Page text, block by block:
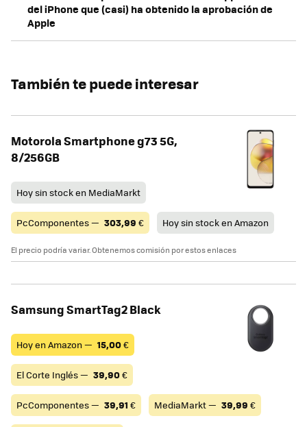
del iPhone que (casi) ha obtenido la aprobación de
Apple
También te puede interesar
Motorola Smartphone g73 5G,
8/256GB
Hoy sin stock en MediaMarkt
PcComponentes — 303,99 € Hoy sin stock en Amazon
El precio podría variar. Obtenemos comisión por estos enlaces
Samsung SmartTag2 Black
Hoy en Amazon — 15,00€
El Corte Inglés — 39,90€
PcComponentes — 39,91 € MediaMarkt — 39,99 €